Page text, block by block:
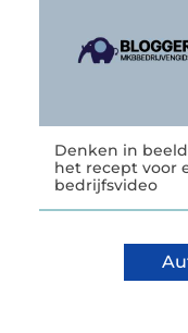
Denken in
het recept voor
bedrijfsvideo